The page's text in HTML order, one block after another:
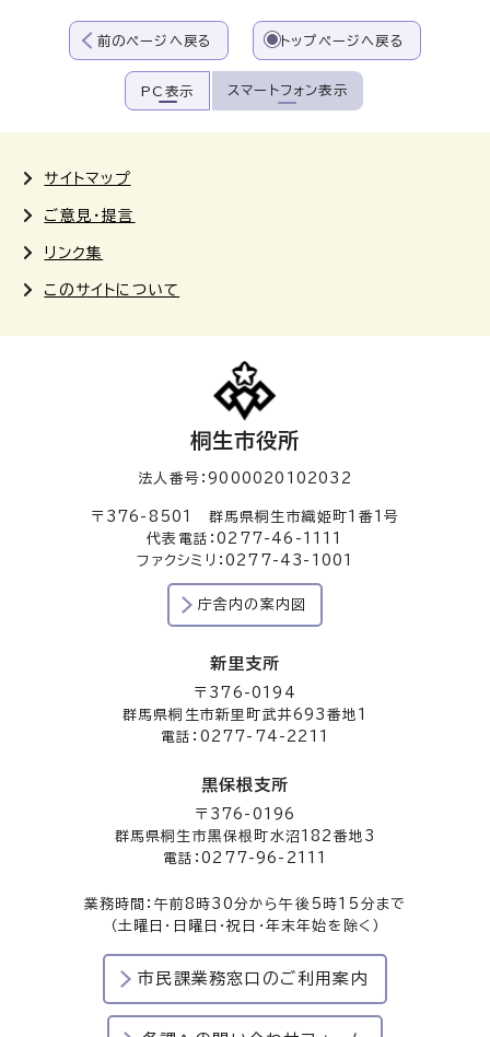
前のページへ戻る トップページへ戻る
PC表示 スマートフォン表示
サイトマップ
ご意見・提言
リンク集
このサイトについて
桐生市役所
法人番号：9000020102032
〒376-8501 群馬県桐生市織姫町1番1号
代表電話：0277-46-1111
ファクシミリ：0277-43-1001
庁舎内の案内図
新里支所
〒376-0194
群馬県桐生市新里町武井693番地1
電話：0277-74-2211
黒保根支所
〒376-0196
群馬県桐生市黒保根町水沼182番地3
電話：0277-96-2111
業務時間：午前8時30分から午後5時15分まで
（土曜日・日曜日・祝日・年末年始を除く）
市民課業務窓口のご利用案内